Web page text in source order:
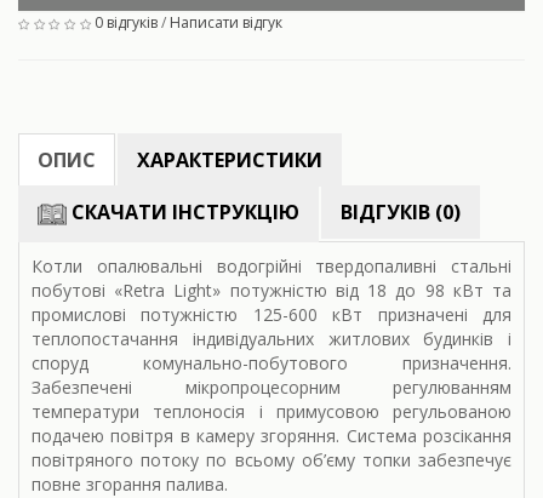
0 відгуків/ Написати відгук
ОПИС
ХАРАКТЕРИСТИКИ
СКАЧАТИ ІНСТРУКЦІЮ
ВІДГУКІВ (0)
Котли опалювальні водогрійні твердопаливні стальні
побутові «Retra Light» потужністю від 18 до 98 кВт та
промислові потужністю 125-600 кВт призначені для
теплопостачання індивідуальних житлових будинків і
споруд комунально-побутового призначення.
Забезпечені мікропроцесорним регулюванням
температури теплоносія і примусовою регульованою
подачею повітря в камеру згоряння. Система розсікання
повітряного потоку по всьому об’єму топки забезпечує
повне згорання палива.